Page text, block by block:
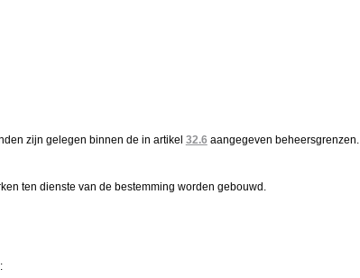
zijn gelegen binnen de in artikel 32.6 aangegeven beheersgrenzen.
ten dienste van de bestemming worden gebouwd.